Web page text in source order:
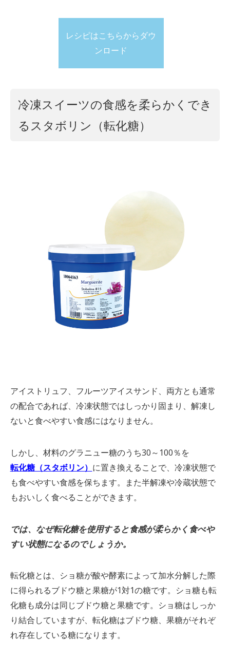
レシピはこちらからダウ
ンロード
冷凍スイーツの食感を柔らかくでき
るスタボリン（転化糖）
アイストリュフ、フルーツアイスサンド、両方とも通常
の配合であれば、冷凍状態ではしっかり固まり、解凍し
ないと食べやすい食感にはなりません。
しかし、材料のグラニュー糖のうち30～100％を
転化糖（スタボリン） に置き換えることで、冷凍状態で
も食べやすい食感を保ちます。また半解凍や冷蔵状態で
もおいしく食べることができます。
では、なぜ転化糖を使用すると食感が柔らかく食べや
すい状態になるのでしょうか。
転化糖とは、ショ糖が酸や酵素によって加水分解した際
に得られるブドウ糖と果糖が1対1の糖です。ショ糖も転
化糖も成分は同じブドウ糖と果糖です。ショ糖はしっか
り結合していますが、転化糖はブドウ糖、果糖がそれぞ
れ存在している糖になります。